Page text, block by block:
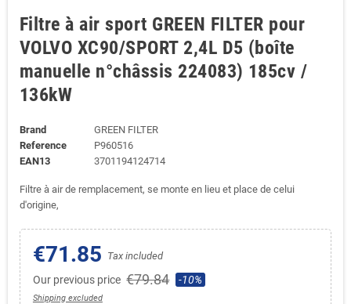
Filtre à air sport GREEN FILTER pour
VOLVO XC90/SPORT 2,4L D5 (boîte
manuelle n°châssis 224083) 185cv /
136kW
Brand
GREEN FILTER
Reference
P960516
EAN13
3701194124714
Filtre à air de remplacement, se monte en lieu et place de celui
d'origine,
€71.85 Tax included
Our previous price €79.84 -10%
Shipping excluded